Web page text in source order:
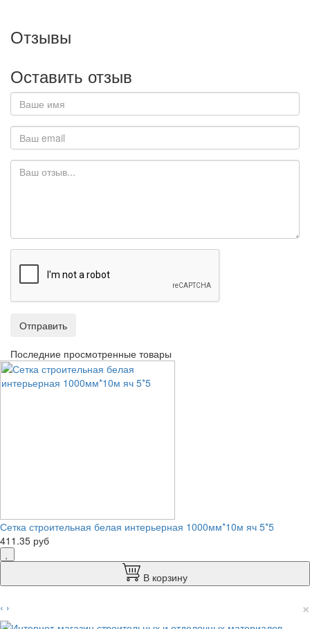
Отзывы
Оставить отзыв
Отправить
Последние просмотренные товары
Сетка строительная белая интерьерная 1000мм*10м яч 5*5
411.35 руб
В корзину
‹ › ×